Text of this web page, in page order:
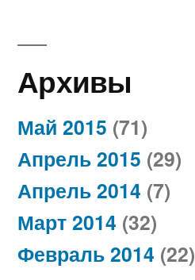
Архивы
Май 2015 (71)
Апрель 2015 (29)
Апрель 2014 (7)
Март 2014 (32)
Февраль 2014 (22)